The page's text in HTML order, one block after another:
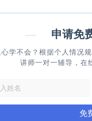
— 申请免
学不会？根据个人情况
讲师一对一辅导，在
免